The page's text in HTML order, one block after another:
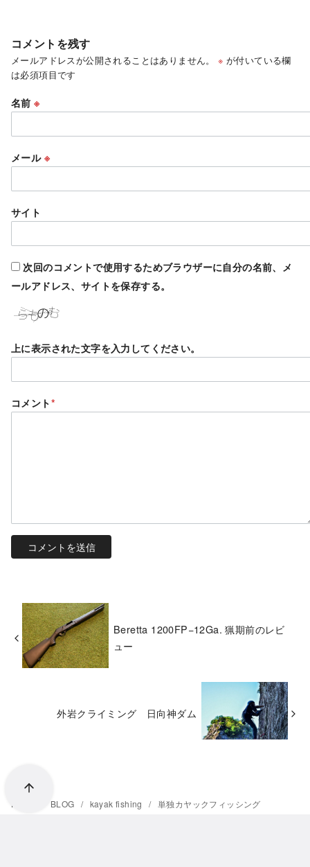
コメントを残す
メールアドレスが公開されることはありません。 ※ が付いている欄
は必須項目です
名前※
メール ※
サイト
次回のコメントで使用するためブラウザーに自分の名前、メ
ールアドレス、サイトを保存する。
上に表示された文字を入力してください。
コメント*
Beretta 1200FP−12Ga. 猟期前のレビ
ュー
外岩クライミング 日向神ダム
Home BLOG kayak fishing 単独カヤックフィッシング